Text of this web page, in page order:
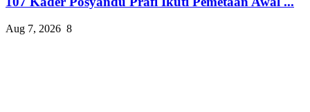
Aug 7, 2026 8